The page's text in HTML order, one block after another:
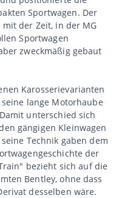
Sportwagen. Der
mit der Zeit, in der MG
Sportwagen
zweckmäßig gebaut
Karosserievarianten
lange Motorhaube
unterschied sich
gängigen Kleinwagen
Technik gaben dem
der
bezieht sich auf die
Bentley, ohne dass
desselben wäre.